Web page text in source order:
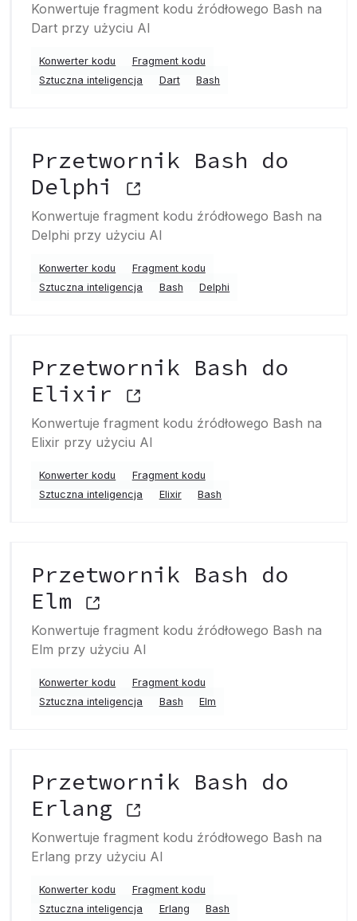
Konwertuje fragment kodu źródłowego Bash na
Dart przy użyciu AI
Konwerter kodu
Fragment kodu
Sztuczna inteligencja
Dart Bash
Przetwornik Bash do
Delphi
Konwertuje fragment kodu źródłowego Bash na
Delphi przy użyciu AI
Konwerter kodu
Fragment kodu
Sztuczna inteligencja
Bash Delphi
Przetwornik Bash do
Elixir
Konwertuje fragment kodu źródłowego Bash na
Elixir przy użyciu AI
Konwerter kodu
Fragment kodu
Sztuczna inteligencja
Elixir Bash
Przetwornik Bash do
Elm
Konwertuje fragment kodu źródłowego Bash na
Elm przy użyciu AI
Konwerter kodu
Fragment kodu
Sztuczna inteligencja
Bash Elm
Przetwornik Bash do
Erlang
Konwertuje fragment kodu źródłowego Bash na
Erlang przy użyciu AI
Konwerter kodu
Fragment kodu
Sztuczna inteligencja
Erlang Bash